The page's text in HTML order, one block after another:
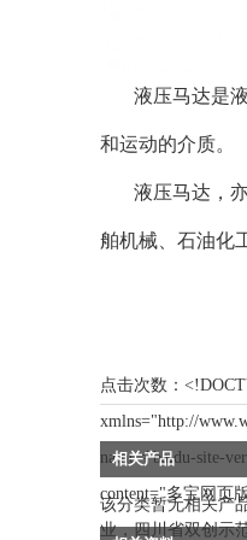
液压马达是液
和运动的介质。
液压马达，
舶机械、石油化
点击次数：<!DOCTYPE html PUBLIC "-//W3C//DTD XHTML 1.0 Transitional//EN" "http://www.w3.org/TR/xhtml1/DTD/xhtml1-transitional.dtd"> <html xmlns="http://www.w3.org/1999/xhtml"> <head> <meta content="text/html; charset=utf-8" http-equiv="Content-Type"/> <meta content="codeva-o07XKscakj" name="baidu-site-verification"/> <title>多宝网页版-多宝（中国）官方</title> <meta content="多宝网页版,多宝（中国）官方" name="keywords"/> <meta content="多宝网页版创办于2011年09月，【水女优选推荐💎】，2017年在成都创业板上市（股票代码：300521）。多宝网页版现为国家重点软件企业，四川省双创示范基地成员，成都市信息协会会
相关产品
该分类暂无相关产